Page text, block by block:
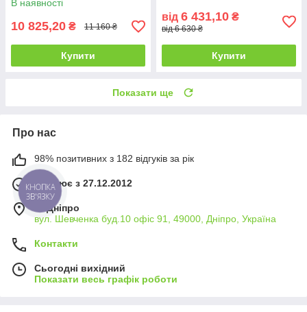
В наявності
10 825,20 ₴ 11 160 ₴
Купити
від 6 431,10 ₴
від 6 630 ₴
Купити
Показати ще
Про нас
98% позитивних з 182 відгуків за рік
Працює з 27.12.2012
м. Дніпро
вул. Шевченка буд.10 офіс 91, 49000, Дніпро, Україна
Контакти
Сьогодні вихідний
Показати весь графік роботи
КНОПКА
ЗВ'ЯЗКУ